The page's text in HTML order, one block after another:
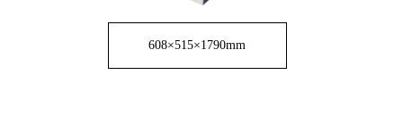
608×515×1790mm